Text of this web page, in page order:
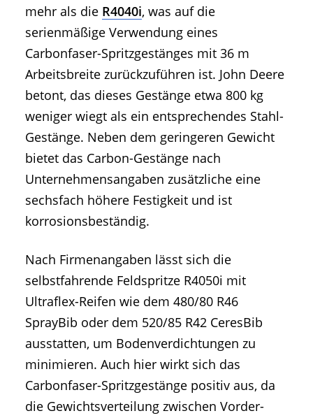
mehr als die R4040i, was auf die
serienmäßige Verwendung eines
Carbonfaser-Spritzgestänges mit 36 m
Arbeitsbreite zurückzuführen ist. John Deere
betont, das dieses Gestänge etwa 800 kg
weniger wiegt als ein entsprechendes Stahl-
Gestänge. Neben dem geringeren Gewicht
bietet das Carbon-Gestänge nach
Unternehmensangaben zusätzliche eine
sechsfach höhere Festigkeit und ist
korrosionsbeständig.
Nach Firmenangaben lässt sich die
selbstfahrende Feldspritze R4050i mit
Ultraflex-Reifen wie dem 480/80 R46
SprayBib oder dem 520/85 R42 CeresBib
ausstatten, um Bodenverdichtungen zu
minimieren. Auch hier wirkt sich das
Carbonfaser-Spritzgestänge positiv aus, da
die Gewichtsverteilung zwischen Vorder-